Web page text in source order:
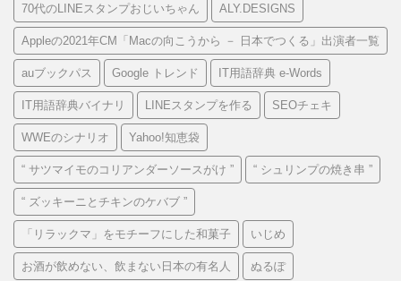
70代のLINEスタンプおじいちゃん ALY.DESIGNS
Appleの2021年CM「Macの向こうから － 日本でつくる」出演者一覧
auブックパス Google トレンド IT用語辞典 e-Words
IT用語辞典バイナリ LINEスタンプを作る SEOチェキ
WWEのシナリオ Yahoo!知恵袋
“ サツマイモのコリアンダーソースがけ ” “ シュリンプの焼き串 ”
“ ズッキーニとチキンのケバブ ”
「リラックマ」をモチーフにした和菓子 いじめ
お酒が飲めない、飲まない日本の有名人 ぬるぽ